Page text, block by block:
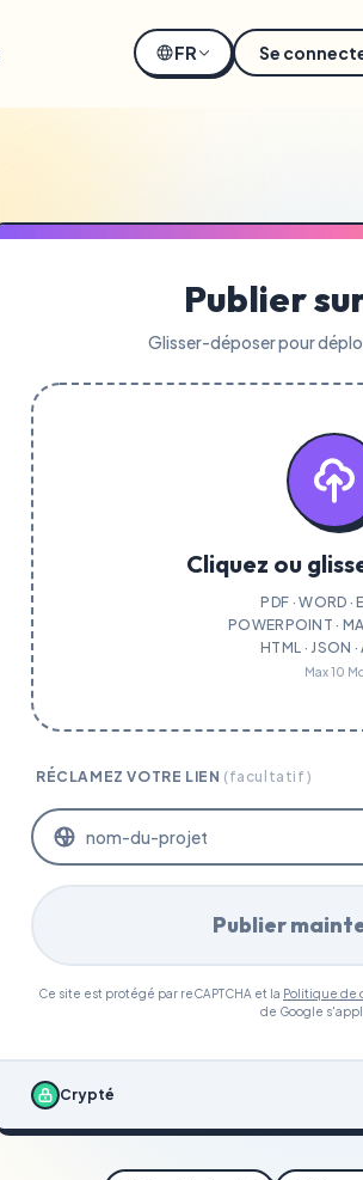
FR Se
Publier
Glisser-déposer pour
Cliquez ou
PDF · WORD ·
POWERPOINT ·
HTML · JSON
Max 10
RÉCLAMEZ VOTRE LIEN (facultatif)
Publier
Ce site est protégé par reCAPTCHA et la Politique de
de Google
Crypté